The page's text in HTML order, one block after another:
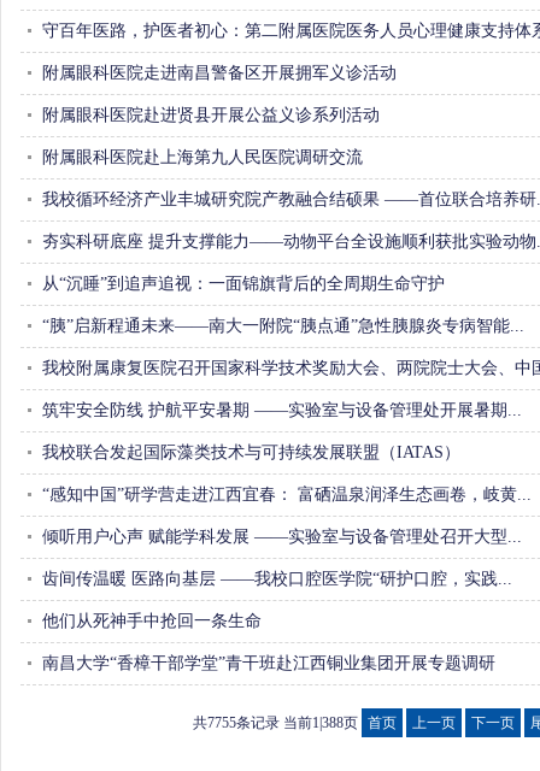
守百年医路，护医者初心：第二附属医院医务人员心理健康支持体
附属眼科医院走进南昌警备区开展拥军义诊活动
附属眼科医院赴进贤县开展公益义诊系列活动
附属眼科医院赴上海第九人民医院调研交流
我校循环经济产业丰城研究院产教融合结硕果——首位联合培养研
夯实科研底座提升支撑能力——动物平台全设施顺利获批实验动物
从“沉睡”到追声追视：一面锦旗背后的全周期生命守护
“胰”启新程通未来——南大一附院“胰点通”急性胰腺炎专病智能...
我校附属康复医院召开国家科学技术奖励大会、两院院士大会、中
筑牢安全防线护航平安暑期 ——实验室与设备管理处开展暑期...
我校联合发起国际藻类技术与可持续发展联盟（IATAS）
“感知中国”研学营走进江西宜春：富硒温泉润泽生态画卷，岐黄...
倾听用户心声赋能学科发展 ——实验室与设备管理处召开大型...
齿间传温暖医路向基层 ——我校口腔医学院“研护口腔，实践...
他们从死神手中抢回一条生命
南昌大学“香樟干部学堂”青干班赴江西铜业集团开展专题调研
共7755条记录当前1|388页 首页 上一页 下一页